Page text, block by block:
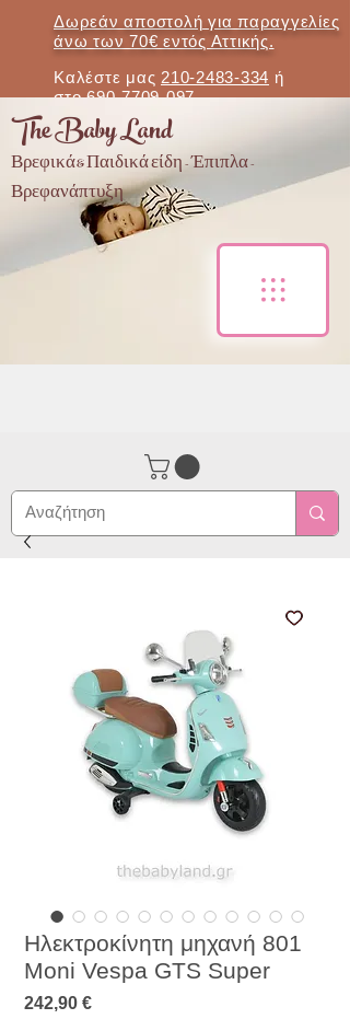
Δωρεάν αποστολή για παραγγελίες
άνω των 70€ εντός Αττικής.
Καλέστε μας 210-2483-334 ή
στο690-7709-097
The Baby Land
Βρεφικά & Παιδικά είδη - Έπιπλα -
Βρεφανάπτυξη
Ηλεκτροκίνητη μηχανή 801
Moni Vespa GTS Super
242,90 €Τιμή